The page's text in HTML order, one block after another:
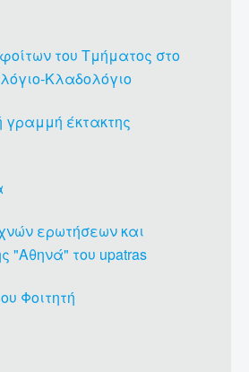
του Τμήματος στο
Κλαδολόγιο
έκτακτης
ερωτήσεων και
"Αθηνά" του upatras
Φοιτητή